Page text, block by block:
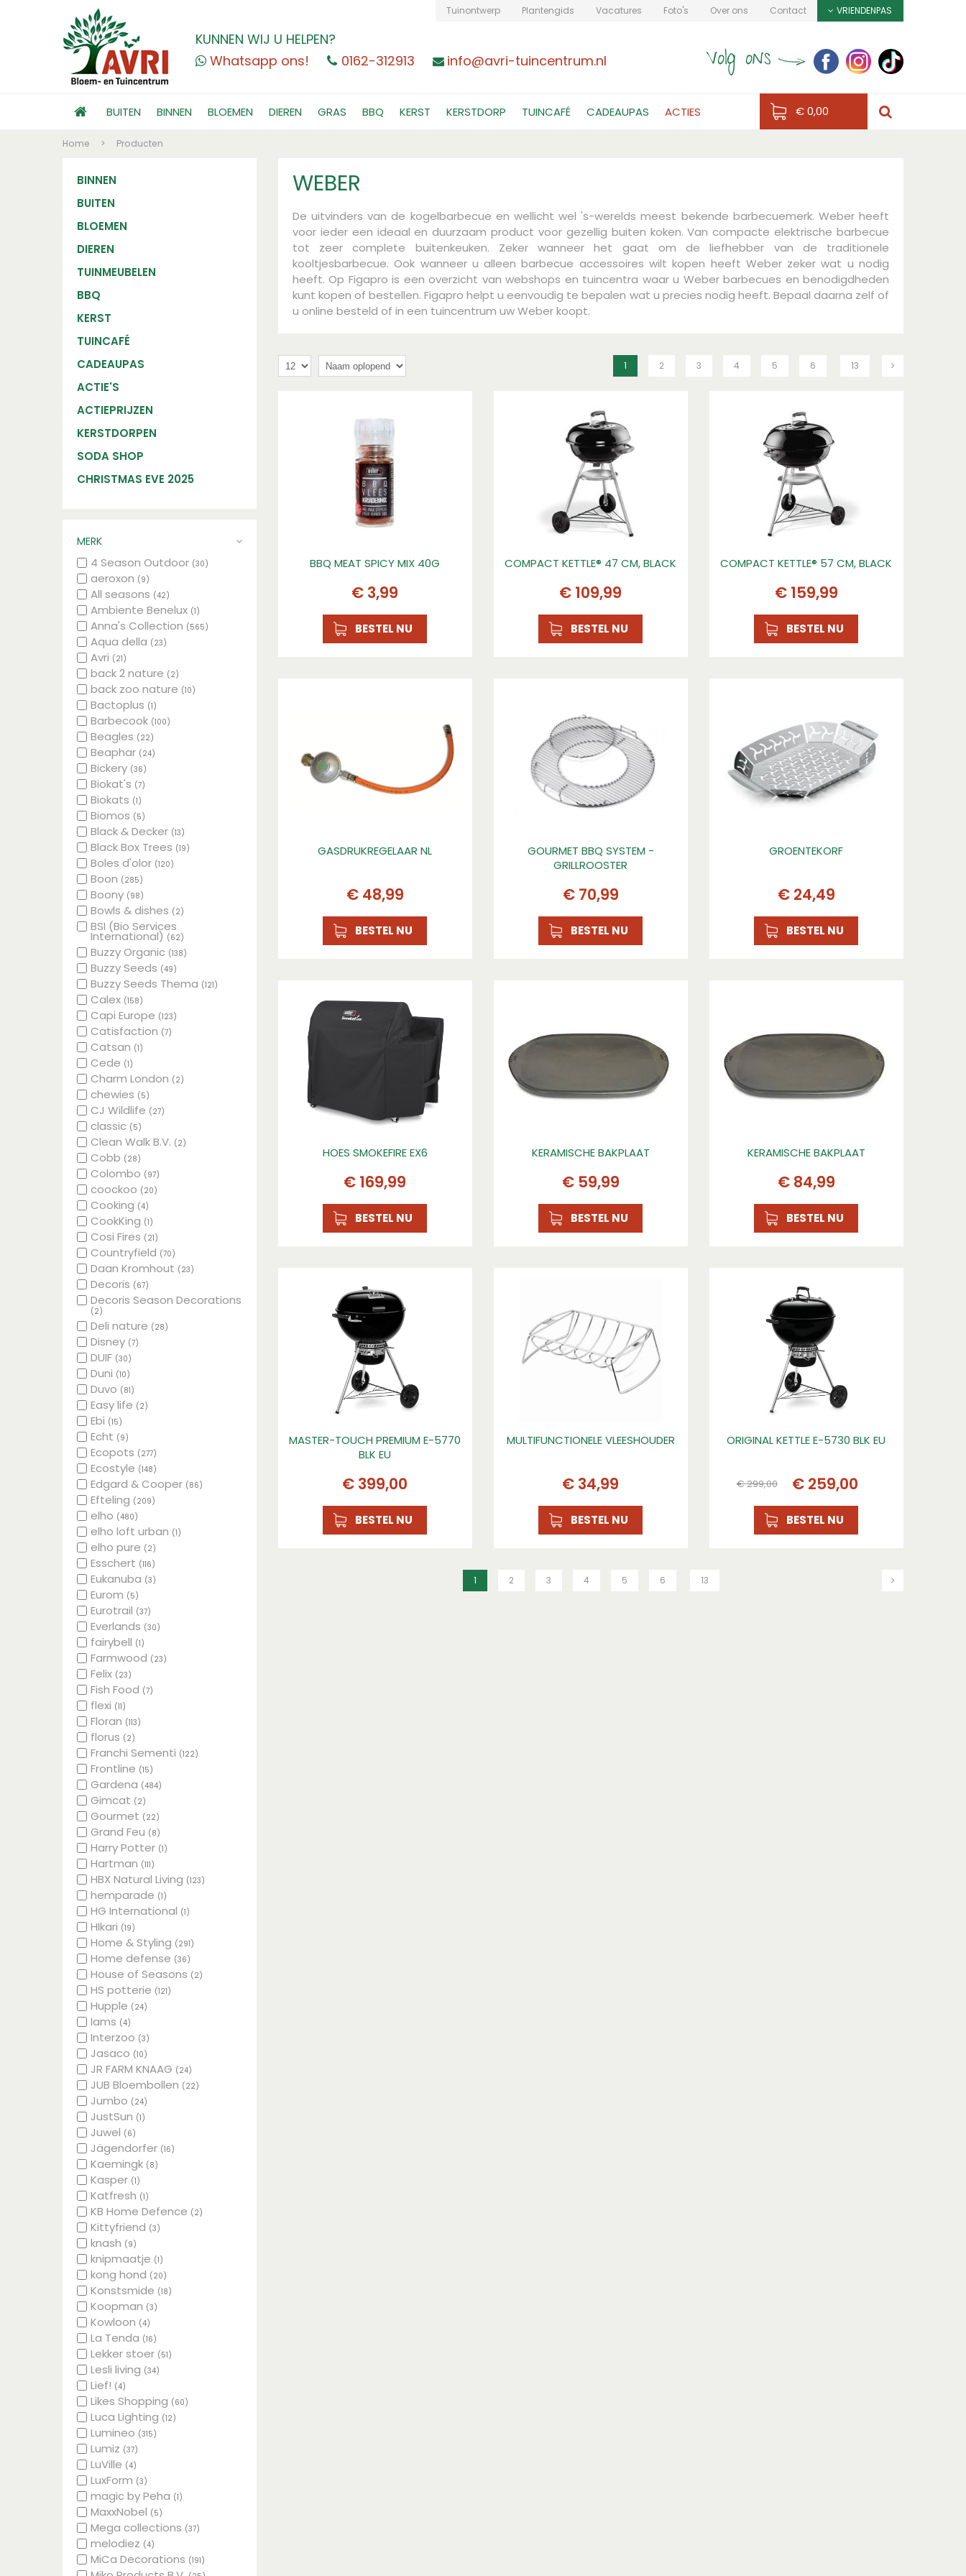
Home > Producten
KUNNEN WIJ U HELPEN?
Whatsapp ons!
0162-312913 info@avri-tuincentrum.nl
Tuinontwerp Plantengids Vacatures Foto's Over ons Contact VRIENDENPAS
BUITEN BINNEN BLOEMEN DIEREN GRAS BBQ KERST KERSTDORP TUINCAFÉ CADEAUPAS ACTIES € 0,00
WEBER
De uitvinders van de kogelbarbecue en wellicht wel 's-werelds meest bekende barbecuemerk. Weber heeft
voor ieder een ideaal en duurzaam product voor gezellig buiten koken. Van compacte elektrische barbecue
tot zeer complete buitenkeuken. Zeker wanneer het gaat om de liefhebber van de traditionele
kooltjesbarbecue. Ook wanneer u alleen barbecue accessoires wilt kopen heeft Weber zeker wat u nodig
heeft. Op Figapro is een overzicht van webshops en tuincentra waar u Weber barbecues en benodigdheden
kunt kopen of bestellen. Figapro helpt u eenvoudig te bepalen wat u precies nodig heeft. Bepaal daarna zelf of
u online besteld of in een tuincentrum uw Weber koopt.
1 2 3 4 5 6 13
BBQ MEAT SPICY MIX 40G
€ 3,99
BESTEL NU
COMPACT KETTLE® 47 CM, BLACK
€ 109,99
BESTEL NU
COMPACT KETTLE® 57 CM, BLACK
€ 159,99
BESTEL NU
GASDRUKREGELAAR NL
€ 48,99
BESTEL NU
GOURMET BBQ SYSTEM -
GRILLROOSTER
€ 70,99
BESTEL NU
GROENTEKORF
€ 24,49
BESTEL NU
HOES SMOKEFIRE EX6
€ 169,99
BESTEL NU
KERAMISCHE BAKPLAAT
€ 59,99
BESTEL NU
KERAMISCHE BAKPLAAT
€ 84,99
BESTEL NU
MASTER-TOUCH PREMIUM E-5770
BLK EU
€ 399,00
BESTEL NU
MULTIFUNCTIONELE VLEESHOUDER
€ 34,99
BESTEL NU
ORIGINAL KETTLE E-5730 BLK EU
€299,00 € 259,00
BESTEL NU
1 2 3 4 5 6 13
BINNEN
BUITEN
BLOEMEN
DIEREN
TUINMEUBELEN
BBQ
KERST
TUINCAFÉ
CADEAUPAS
ACTIE'S
ACTIEPRIJZEN
KERSTDORPEN
SODA SHOP
CHRISTMAS EVE 2025
MERK
4 Season Outdoor (30)
aeroxon (9)
All seasons (42)
Ambiente Benelux (1)
Anna's Collection (565)
Aqua della (23)
Avri (21)
back 2 nature (2)
back zoo nature (10)
Bactoplus (1)
Barbecook (100)
Beagles (22)
Beaphar (24)
Bickery (36)
Biokat's (7)
Biokats (1)
Biomos (5)
Black & Decker (13)
Black Box Trees (19)
Boles d'olor (120)
Boon (285)
Boony (98)
Bowls & dishes (2)
BSI (Bio Services
International) (62)
Buzzy Organic (138)
Buzzy Seeds (49)
Buzzy Seeds Thema (121)
Calex (158)
Capi Europe (123)
Catisfaction (7)
Catsan (1)
Cede (1)
Charm London (2)
chewies (5)
CJ Wildlife (27)
classic (5)
Clean Walk B.V. (2)
Cobb (28)
Colombo (97)
coockoo (20)
Cooking (4)
CookKing (1)
Cosi Fires (21)
Countryfield (70)
Daan Kromhout (23)
Decoris (67)
Decoris Season Decorations
(2)
Deli nature (28)
Disney (7)
DUIF (30)
Duni (10)
Duvo (81)
Easy life (2)
Ebi (15)
Echt (9)
Ecopots (277)
Ecostyle (148)
Edgard & Cooper (86)
Efteling (209)
elho (480)
elho loft urban (1)
elho pure (2)
Esschert (116)
Eukanuba (3)
Eurom (5)
Eurotrail (37)
Everlands (30)
fairybell (1)
Farmwood (23)
Felix (23)
Fish Food (7)
flexi (11)
Floran (113)
florus (2)
Franchi Sementi (122)
Frontline (15)
Gardena (484)
Gimcat (2)
Gourmet (22)
Grand Feu (8)
Harry Potter (1)
Hartman (111)
HBX Natural Living (123)
hemparade (1)
HG International (1)
HIkari (19)
Home & Styling (291)
Home defense (36)
House of Seasons (2)
HS potterie (121)
Hupple (24)
Iams (4)
Interzoo (3)
Jasaco (10)
JR FARM KNAAG (24)
JUB Bloembollen (22)
Jumbo (24)
JustSun (1)
Juwel (6)
Jägendorfer (16)
Kaemingk (8)
Kasper (1)
Katfresh (1)
KB Home Defence (2)
Kittyfriend (3)
knash (9)
knipmaatje (1)
kong hond (20)
Konstsmide (18)
Koopman (3)
Kowloon (4)
La Tenda (16)
Lekker stoer (51)
Lesli living (34)
Lief! (4)
Likes Shopping (60)
Luca Lighting (12)
Lumineo (315)
Lumiz (37)
LuVille (4)
LuxForm (3)
magic by Peha (1)
MaxxNobel (5)
Mega collections (37)
melodiez (4)
MiCa Decorations (191)